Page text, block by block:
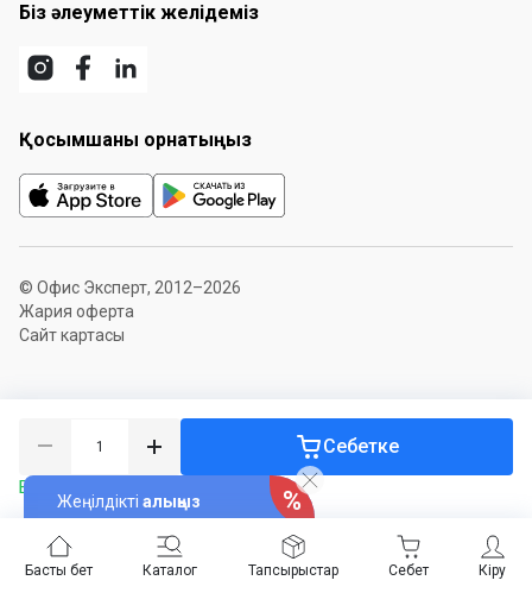
Басты бет Каталог Кіру
Тапсырыстар Себет
Себетке
Бар болуы 166 дана
Жеңілдікті алыңыз
Біз әлеуметтік желідеміз
Қосымшаны орнатыңыз
© Офис Эксперт, 2012–2026
Жария оферта
Сайт картасы